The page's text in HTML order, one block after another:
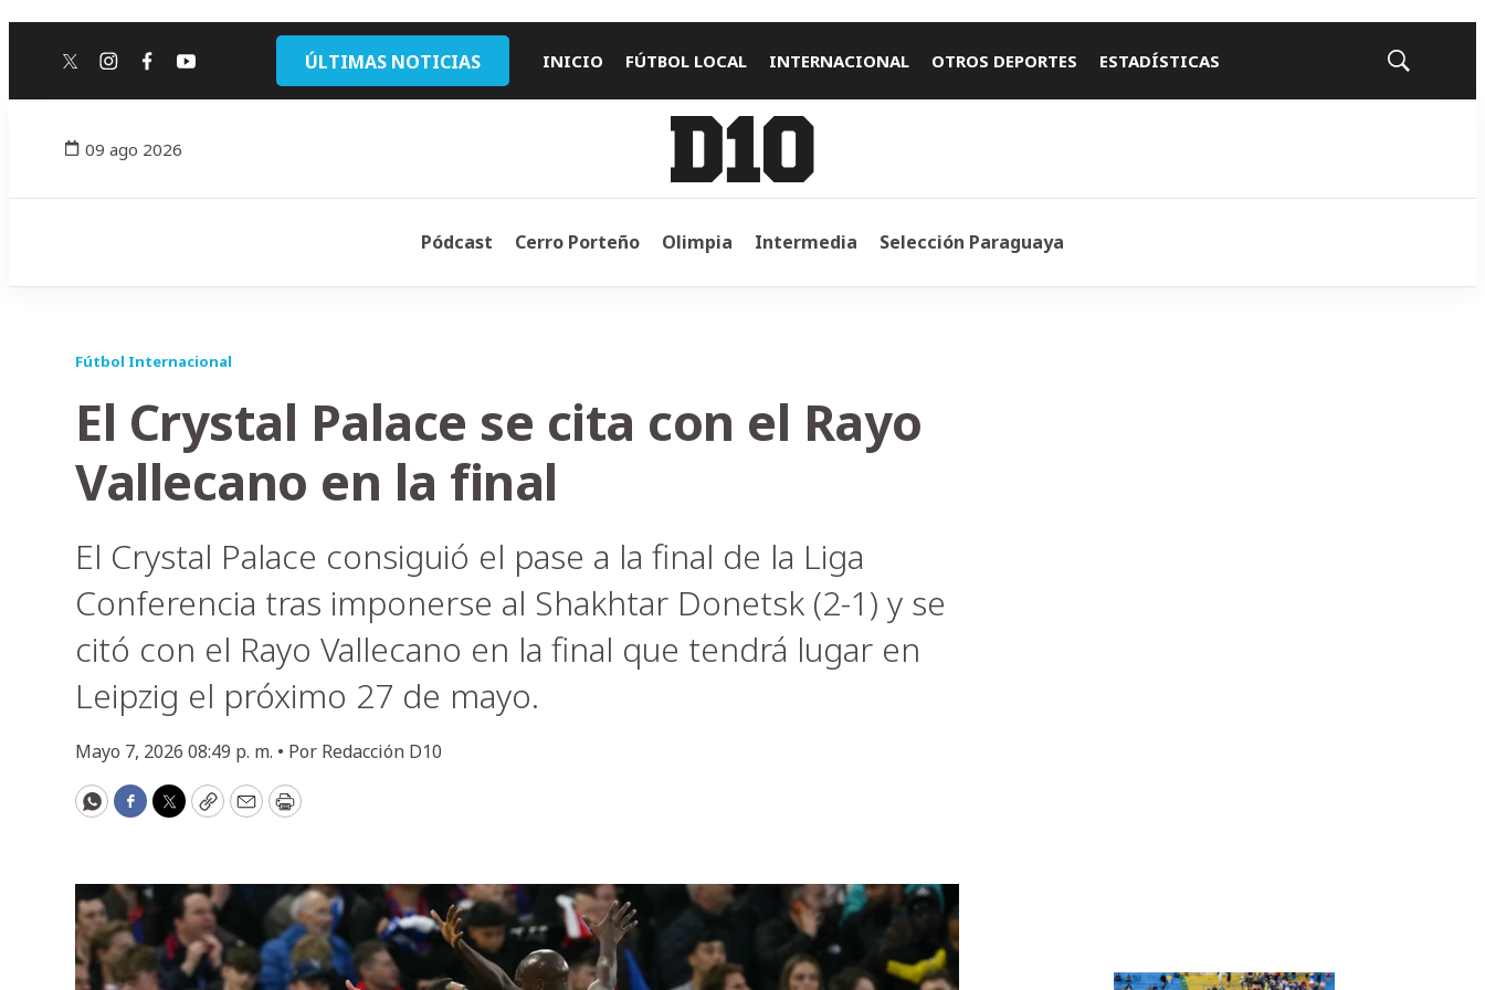
twitterinstagram
facebook
youtube ÚLTIMAS NOTICIAS INICIO FÚTBOL LOCAL INTERNACIONAL OTROS DEPORTES ESTADÍSTICAS
Mostrar
09 ago 2026
Pódcast Cerro Porteño Olimpia Intermedia Selección Paraguaya
Fútbol Internacional
El Crystal Palace se cita con el Rayo
Vallecano en la final
El Crystal Palace consiguió el pase a la final de la Liga
Conferencia tras imponerse al Shakhtar Donetsk (2-1) y se
citó con el Rayo Vallecano en la final que tendrá lugar en
Leipzig el próximo 27 de mayo.
Mayo 7, 2026 08:49 p. m. • Por Redacción D10
WhatsApp
Facebook
Twitter
CopyEmailPrint